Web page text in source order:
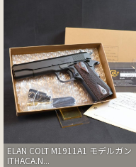
ELAN COLT M1911A1 モデルガン
ITHACA.N...